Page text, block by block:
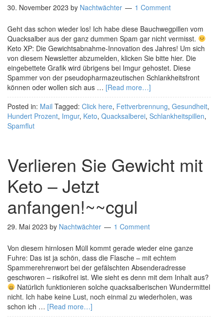
30. November 2023 by Nachtwächter 1 Comment
Geht das schon wieder los! Ich habe diese Bauchwegpillen vom
Quacksalber aus der ganz dummen Spam gar nicht vermisst.
Keto XP: Die Gewichtsabnahme-Innovation des Jahres! Um sich
von diesem Newsletter abzumelden, klicken Sie bitte hier. Die
eingebettete Grafik wird übrigens bei Imgur gehostet. Diese
Spammer von der pseudopharmazeutischen Schlankheitsfront
können oder wollen sich aus … [Read more…]
Posted in: Mail Tagged: Click here, Fettverbrennung, Gesundheit,
Hundert Prozent, Imgur, Keto, Quacksalberei, Schlankheitspillen,
Spamflut
Verlieren Sie Gewicht mit
Keto – Jetzt
anfangen!~~cgul
29. Mai 2023 by Nachtwächter 1 Comment
Von diesem hirnlosen Müll kommt gerade wieder eine ganze
Fuhre: Das ist ja schön, dass die Flasche – mit echtem
Spammerehrenwort bei der gefälschten Absenderadresse
geschworen – risikofrei ist. Wie sieht es denn mit dem Inhalt aus?
Natürlich funktionieren solche quacksalberischen Wundermittel
nicht. Ich habe keine Lust, noch einmal zu wiederholen, was
schon ich … [Read more…]